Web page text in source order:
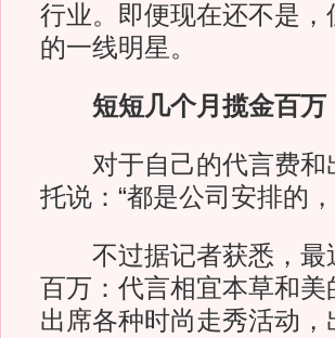
行业。即便现在还不是
的一线明星。
短短几个月揽金百万
对于自己的代言费和
托说：“都是公司安排的
不过据记者获悉，最
百万：代言相宜本草和
出席各种时尚走秀活动